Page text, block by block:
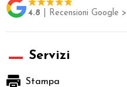
4.8 | Recensioni Google >
Servizi
Stampa